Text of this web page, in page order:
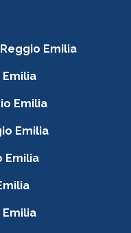
Emilia
Emilia
Emilia
Emilia